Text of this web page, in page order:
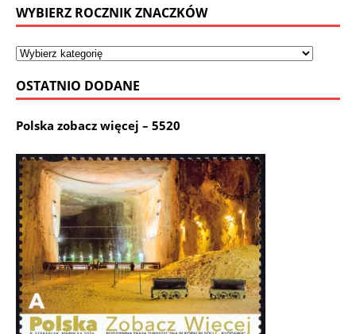
WYBIERZ ROCZNIK ZNACZKÓW
OSTATNIO DODANE
Polska zobacz więcej – 5520